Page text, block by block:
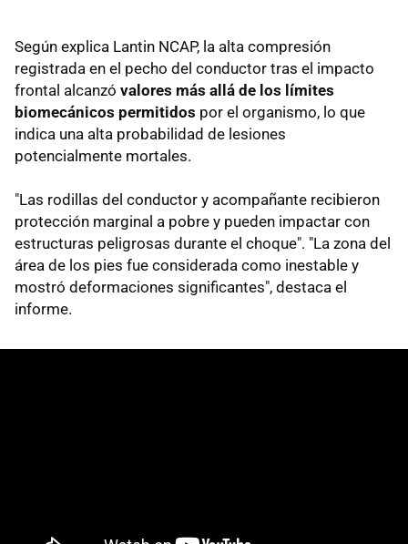
Según explica Lantin NCAP, la alta compresión
registrada en el pecho del conductor tras el impacto
frontal alcanzó valores más allá de los límites
biomecánicos permitidos por el organismo, lo que
indica una alta probabilidad de lesiones
potencialmente mortales.
"Las rodillas del conductor y acompañante recibieron
protección marginal a pobre y pueden impactar con
estructuras peligrosas durante el choque". "La zona del
área de los pies fue considerada como inestable y
mostró deformaciones significantes", destaca el
informe.